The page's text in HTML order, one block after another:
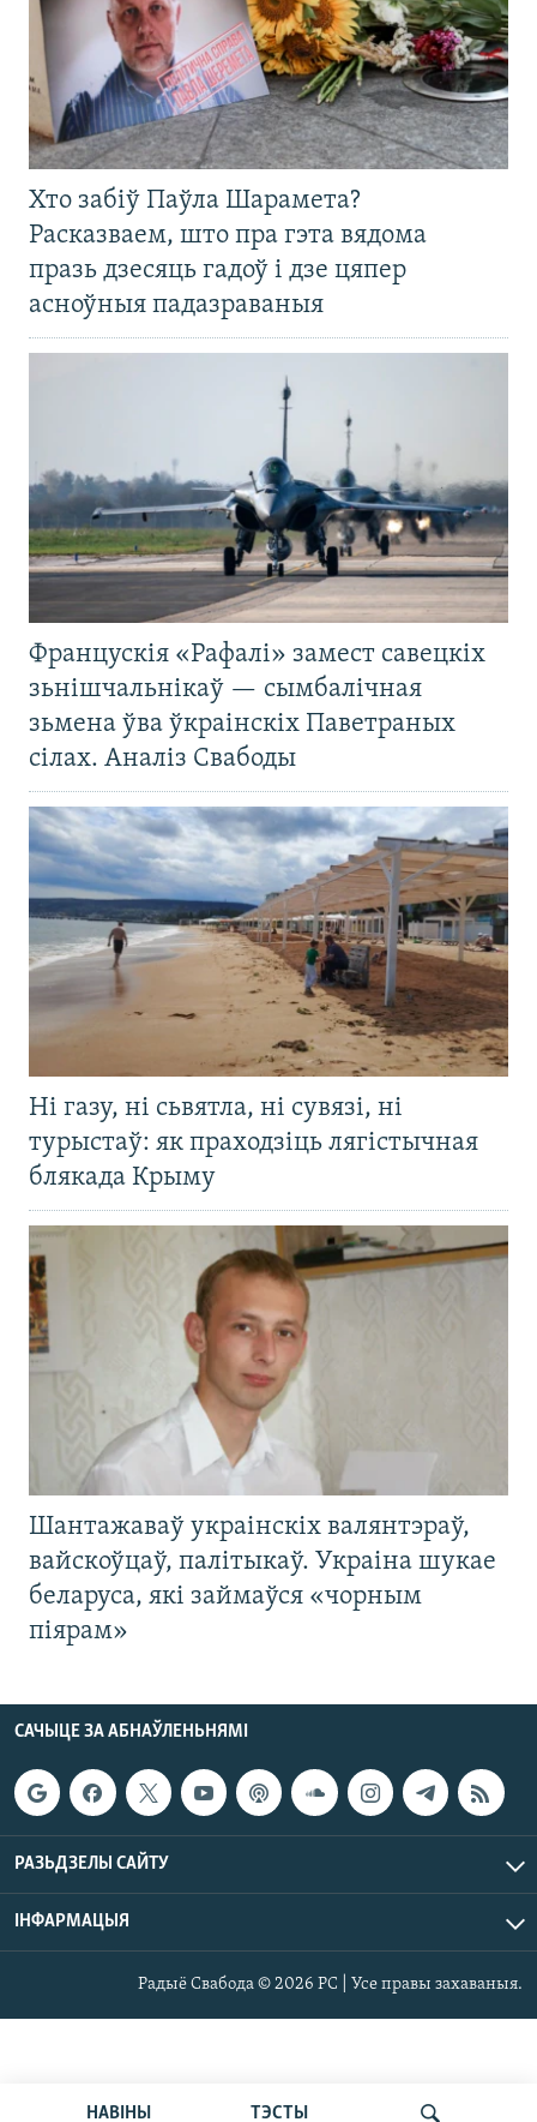
НАВІНЫ ТЭСТЫ
Хто забіў Паўла Шарамета?
Расказваем, што пра гэта вядома
празь дзесяць гадоў і дзе цяпер
асноўныя падазраваныя
Францускія «Рафалі» замест савецкіх
зьнішчальнікаў — сымбалічная
зьмена ўва ўкраінскіх Паветраных
сілах. Аналіз Свабоды
Ні газу, ні сьвятла, ні сувязі, ні
турыстаў: як праходзіць лягістычная
блякада Крыму
Шантажаваў украінскіх валянтэраў,
вайскоўцаў, палітыкаў. Украіна шукае
беларуса, які займаўся «чорным
піярам»
САЧЫЦЕ ЗА АБНАЎЛЕНЬНЯМІ
РАЗЬДЗЕЛЫ САЙТУ
ІНФАРМАЦЫЯ
Радыё Свабода © 2026 РС | Усе правы захаваныя.